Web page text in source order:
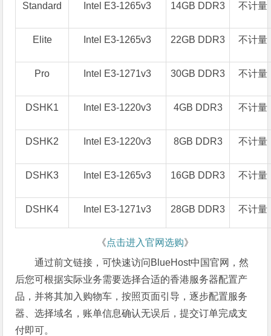
Standard Intel E3-1265v3 14GB DDR3 不计量
Elite Intel E3-1265v3 22GB DDR3 不计量
Pro Intel E3-1271v3 30GB DDR3 不计量
DSHK1 Intel E3-1220v3 4GB DDR3 不计量
DSHK2 Intel E3-1220v3 8GB DDR3 不计量
DSHK3 Intel E3-1265v3 16GB DDR3 不计量
DSHK4 Intel E3-1271v3 28GB DDR3 不计量
《点击进入官网选购》
通过前文链接，可快速访问BlueHost中国官网，然
后您可根据实际业务需要选择合适的香港服务器配置产
品，并将其加入购物车，按照页面引导，逐步配置服务
器、选择域名，账单信息确认无误后，提交订单完成支
付即可。